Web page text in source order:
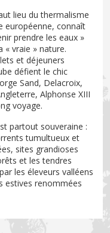
lieu du thermalisme
européenne, connaît
prendre les eaux »
« vraie » nature.
et déjeuners
défient le chic
Sand, Delacroix,
Alphonse XIII
voyage.
partout souveraine :
tumultueux et
sites grandioses
et les tendres
les éleveurs valléens
estives renommées